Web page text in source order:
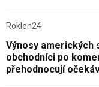
Roklen24
Výnosy amerických
obchodníci po
přehodnocují